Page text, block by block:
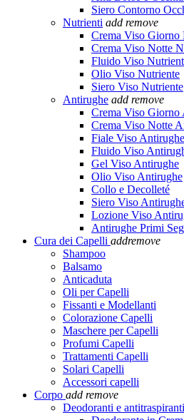
Siero Contorno
Nutrienti add remove
Crema Viso Giorno
Crema Viso Notte
Fluido Viso
Olio Viso Nutriente
Siero Viso Nutriente
Antirughe add remove
Crema Viso Giorno
Crema Viso Notte
Fiale Viso Antirughe
Fluido Viso
Gel Viso Antirughe
Olio Viso Antirughe
Collo e Decolleté
Siero Viso
Lozione Viso
Antirughe Primi
Cura dei Capelli addremove
Shampoo
Balsamo
Anticaduta
Oli per Capelli
Fissanti e Modellanti
Colorazione Capelli
Maschere per Capelli
Profumi Capelli
Trattamenti Capelli
Solari Capelli
Accessori capelli
Corpo add remove
Deodoranti e